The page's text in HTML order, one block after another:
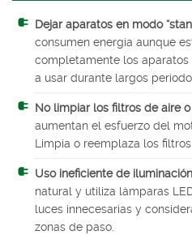
Dejar aparatos en modo
consumen energía aunque
completamente los aparatos
a usar durante largos
No limpiar los filtros de aire
aumentan el esfuerzo del
Limpia o reemplaza los
Uso ineficiente de
natural y utiliza lámparas
luces innecesarias y
zonas de paso.